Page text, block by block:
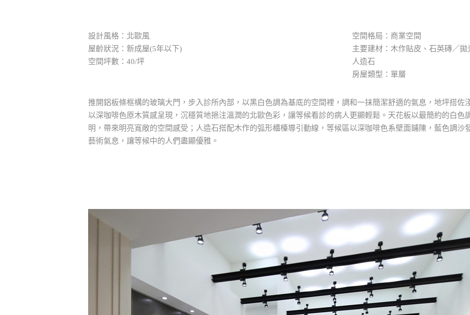
設計風格：北歐風
屋齡狀況：新成屋(5年以下)
空間坪數：40/坪
空間格局：商業空間
主要建材：木作貼皮、石英磚／
人造石
房屋類型：單層
推開鋁板條框構的玻璃大門，步入診所內部，以黑白色調為基底的空間裡，調和一抹簡潔舒適的氣息，地坪搭佐
以深咖啡色原木質感呈現，沉穩質地挹注溫潤的北歐色彩，讓等候看診的病人更顯輕鬆。天花板以最簡約的白色
明，帶來明亮寬敞的空間感受；人造石搭配木作的弧形櫃檯導引動線，等候區以深咖啡色系壁面鋪陳，藍色調沙
藝術氣息，讓等候中的人們盡顯優雅。